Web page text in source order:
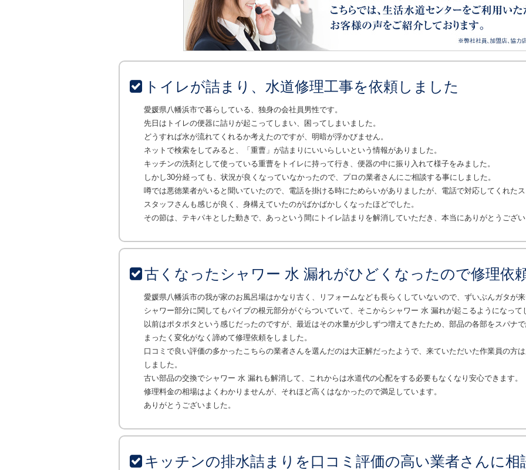
トイレが詰まり、水道修理工事を依頼しました
愛媛県八幡浜市で暮らしている、独身の会社員男性です。
先日はトイレの便器に詰りが起こってしまい、困ってしまいました。
どうすれば水が流れてくれるか考えたのですが、明暗が浮かびません。
ネットで検索をしてみると、「重曹」が詰まりにいいらしいという情報がありました。
キッチンの洗剤として使っている重曹をトイレに持って行き、便器の中に振り入れて様子をみました。
しかし30分経っても、状況が良くなっていなかったので、プロの業者さんにご相談する事にしました。
噂では悪徳業者がいると聞いていたので、電話を掛ける時にためらいがありましたが、電話で対応してくれた
スタッフさんも感じが良く、身構えていたのがばかばかしくなったほどでした。
その節は、テキパキとした動きで、あっという間にトイレ詰まりを解消していただき、本当にありがとうござ
古くなったシャワー 水 漏れがひどくなったので修理依
愛媛県八幡浜市の我が家のお風呂場はかなり古く、リフォームなども長らくしていないので、ずいぶんガタが
シャワー部分に関してもパイプの根元部分がぐらついていて、そこからシャワー 水 漏れが起こるようになって
以前はポタポタという感じだったのですが、最近はその水量が少しずつ増えてきたため、部品の各部をスパナ
まったく変化がなく諦めて修理依頼をしました。
口コミで良い評価の多かったこちらの業者さんを選んだのは大正解だったようで、来ていただいた作業員の方
しました。
古い部品の交換でシャワー 水 漏れも解消して、これからは水道代の心配をする必要もなくなり安心できます。
修理料金の相場はよくわかりませんが、それほど高くはなかったので満足しています。
ありがとうございました。
キッチンの排水詰まりを口コミ評価の高い業者さんに相